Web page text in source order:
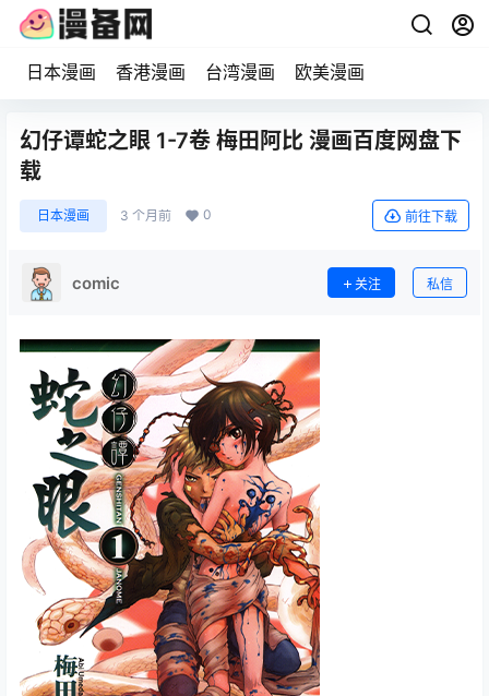
日本漫画 香港漫画 台湾漫画 欧美漫画
幻仔谭蛇之眼 1-7卷 梅田阿比 漫画百度网盘下
载
日本漫画 3 个月前 0 前往下载
comic 关注 私信